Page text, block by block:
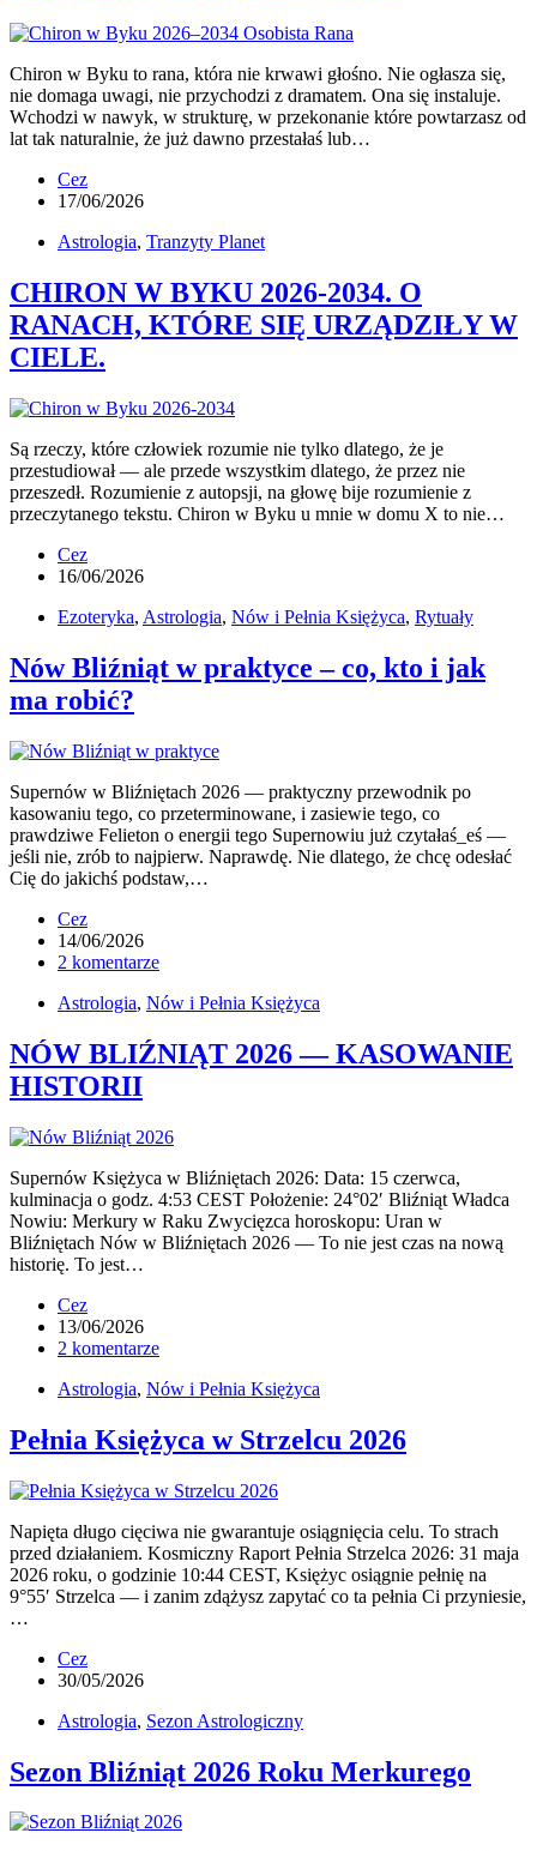
Chiron w Byku to rana, która nie krwawi głośno. Nie ogłasza się,
nie domaga uwagi, nie przychodzi z dramatem. Ona się instaluje.
Wchodzi w nawyk, w strukturę, w przekonanie które powtarzasz od
lat tak naturalnie, że już dawno przestałaś lub…
Cez
17/06/2026
Astrologia, Tranzyty Planet
CHIRON W BYKU 2026-2034. O
RANACH, KTÓRE SIĘ URZĄDZIŁY W
CIELE.
Są rzeczy, które człowiek rozumie nie tylko dlatego, że je
przestudiował — ale przede wszystkim dlatego, że przez nie
przeszedł. Rozumienie z autopsji, na głowę bije rozumienie z
przeczytanego tekstu. Chiron w Byku u mnie w domu X to nie…
Cez
16/06/2026
Ezoteryka, Astrologia, Nów i Pełnia Księżyca, Rytuały
Nów Bliźniąt w praktyce – co, kto i jak
ma robić?
Supernów w Bliźniętach 2026 — praktyczny przewodnik po
kasowaniu tego, co przeterminowane, i zasiewie tego, co
prawdziwe Felieton o energii tego Supernowiu już czytałaś_eś —
jeśli nie, zrób to najpierw. Naprawdę. Nie dlatego, że chcę odesłać
Cię do jakichś podstaw,…
Cez
14/06/2026
2 komentarze
Astrologia, Nów i Pełnia Księżyca
NÓW BLIŹNIĄT 2026 — KASOWANIE
HISTORII
Supernów Księżyca w Bliźniętach 2026: Data: 15 czerwca,
kulminacja o godz. 4:53 CEST Położenie: 24°02′ Bliźniąt Władca
Nowiu: Merkury w Raku Zwycięzca horoskopu: Uran w
Bliźniętach Nów w Bliźniętach 2026 — To nie jest czas na nową
historię. To jest…
Cez
13/06/2026
2 komentarze
Astrologia, Nów i Pełnia Księżyca
Pełnia Księżyca w Strzelcu 2026
Napięta długo cięciwa nie gwarantuje osiągnięcia celu. To strach
przed działaniem. Kosmiczny Raport Pełnia Strzelca 2026: 31 maja
2026 roku, o godzinie 10:44 CEST, Księżyc osiągnie pełnię na
9°55′ Strzelca — i zanim zdążysz zapytać co ta pełnia Ci przyniesie,
…
Cez
30/05/2026
Astrologia, Sezon Astrologiczny
Sezon Bliźniąt 2026 Roku Merkurego